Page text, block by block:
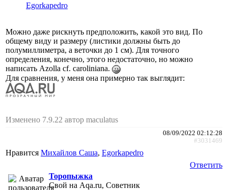
Egorkapedro
Можно даже рискнуть предположить, какой это вид. По
общему виду и размеру (листики должны быть до
полумиллиметра, а веточки до 1 см). Для точного
определения, конечно, этого недостаточно, но можно
написать Azolla cf. caroliniana.
Для сравнения, у меня она примерно так выглядит:
Изменено 7.9.22 автор maculatus
08/09/2022 02:12:28
#3031469
Нравится Михайлов Саша, Egorkapedro
Ответить
Торопыжка
Свой на Aqa.ru, Советник